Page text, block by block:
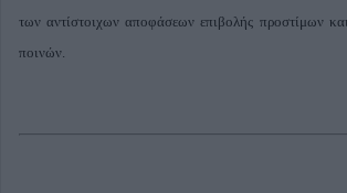
των αντίστοιχων αποφάσεων επιβολής προστίμων
ποινών.